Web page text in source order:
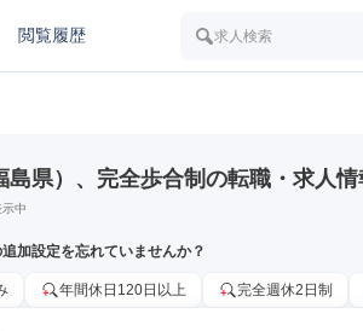
閲覧履歴 求人検索
島県）、完全歩合制の転職・求人情
中
加設定を忘れていませんか？
年間休日120日以上 完全週休2日制